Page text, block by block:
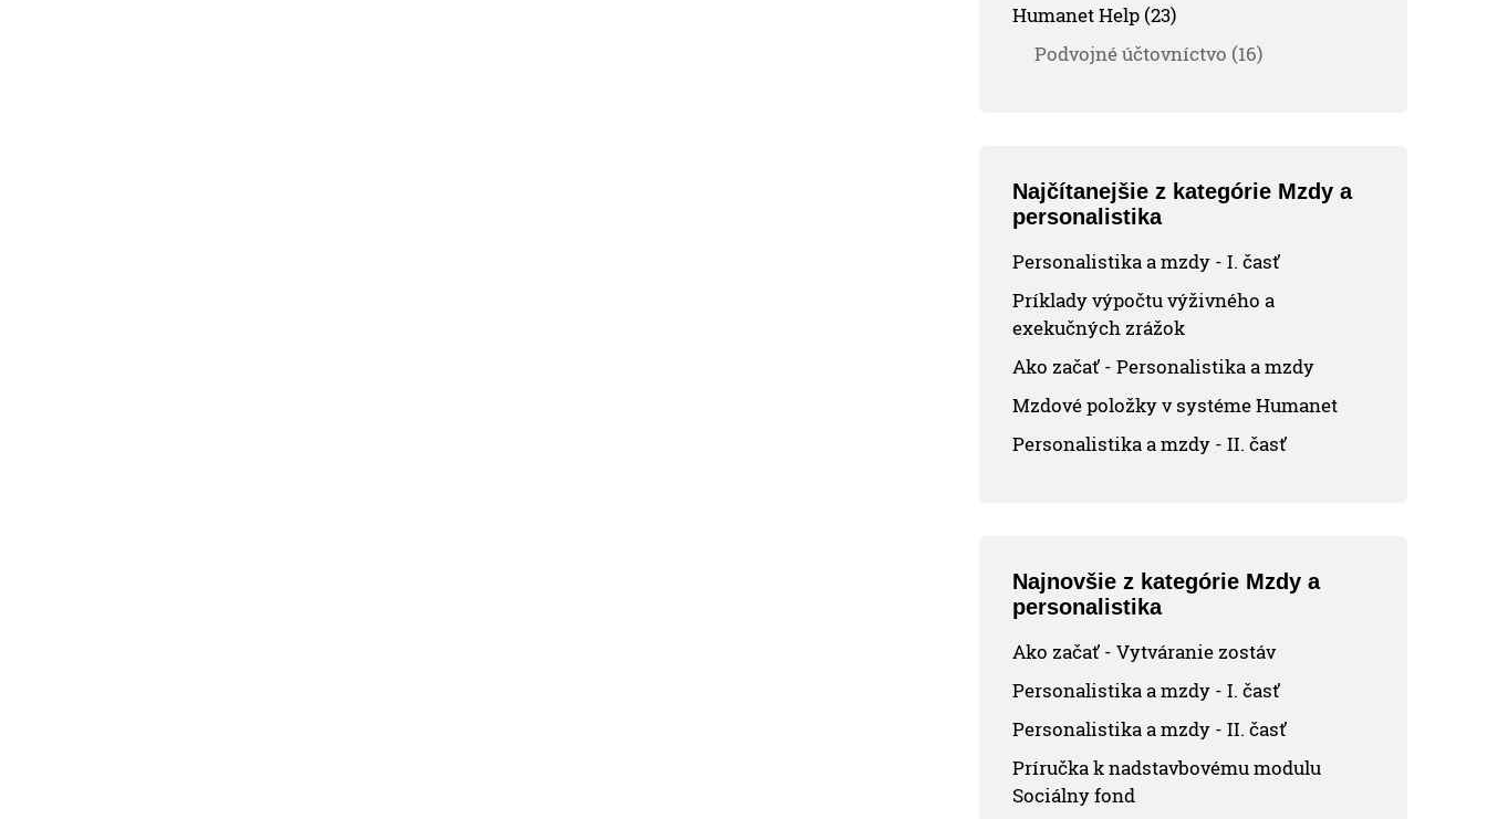
Humanet Help (23)
Podvojné účtovníctvo (16)
Najčítanejšie z kategórie Mzdy a
personalistika
Personalistika a mzdy - I. časť
Príklady výpočtu výživného a
exekučných zrážok
Ako začať - Personalistika a mzdy
Mzdové položky v systéme Humanet
Personalistika a mzdy - II. časť
Najnovšie z kategórie Mzdy a
personalistika
Ako začať - Vytváranie zostáv
Personalistika a mzdy - I. časť
Personalistika a mzdy - II. časť
Príručka k nadstavbovému modulu
Sociálny fond